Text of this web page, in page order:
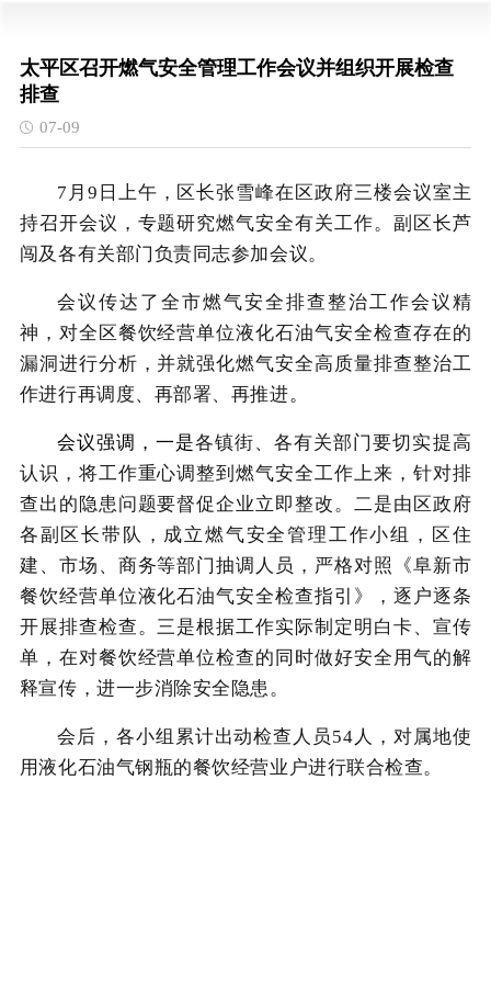
太平区召开燃气安全管理工作会议并组织开展检查
排查
07-09
7月9日上午，区长张雪峰在区政府三楼会议室主
持召开会议，专题研究燃气安全有关工作。副区长芦
闯及各有关部门负责同志参加会议。
会议传达了全市燃气安全排查整治工作会议精
神，对全区餐饮经营单位液化石油气安全检查存在的
漏洞进行分析，并就强化燃气安全高质量排查整治工
作进行再调度、再部署、再推进。
会议强调，一是各镇街、各有关部门要切实提高
认识，将工作重心调整到燃气安全工作上来，针对排
查出的隐患问题要督促企业立即整改。二是由区政府
各副区长带队，成立燃气安全管理工作小组，区住
建、市场、商务等部门抽调人员，严格对照《阜新市
餐饮经营单位液化石油气安全检查指引》，逐户逐条
开展排查检查。三是根据工作实际制定明白卡、宣传
单，在对餐饮经营单位检查的同时做好安全用气的解
释宣传，进一步消除安全隐患。
会后，各小组累计出动检查人员 54人，对属地使
用液化石油气钢瓶的餐饮经营业户进行联合检查。